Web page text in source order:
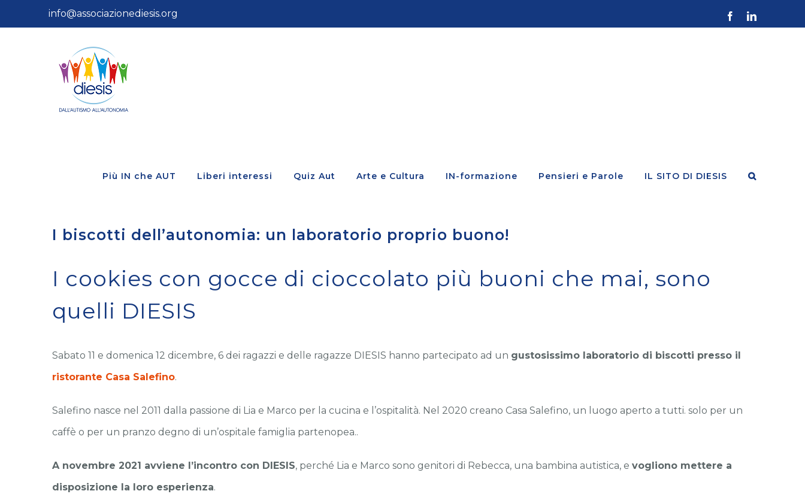
al
info@associazionediesis.org FacebookLinkedIn
Più IN che AUT Liberi interessi Quiz Aut Arte e Cultura IN-formazione Pensieri e Parole IL SITO DI DIESIS
I biscotti dell’autonomia: un laboratorio proprio buono!
I cookies con gocce di cioccolato più buoni che mai, sono
quelli DIESIS
Sabato 11 e domenica 12 dicembre, 6 dei ragazzi e delle ragazze DIESIS hanno partecipato ad un gustosissimo laboratorio di biscotti presso il
ristorante Casa Salefino.
Salefino nasce nel 2011 dalla passione di Lia e Marco per la cucina e l’ospitalità. Nel 2020 creano Casa Salefino, un luogo aperto a tutti. solo per un
caffè o per un pranzo degno di un’ospitale famiglia partenopea..
A novembre 2021 avviene l’incontro con DIESIS, perché Lia e Marco sono genitori di Rebecca, una bambina autistica, e vogliono mettere a
disposizione la loro esperienza.